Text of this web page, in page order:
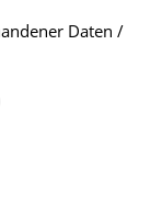
Daten /